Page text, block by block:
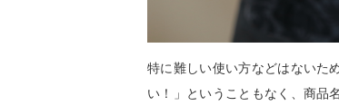
特に難しい使い方などはないた
い！」ということもなく、商品